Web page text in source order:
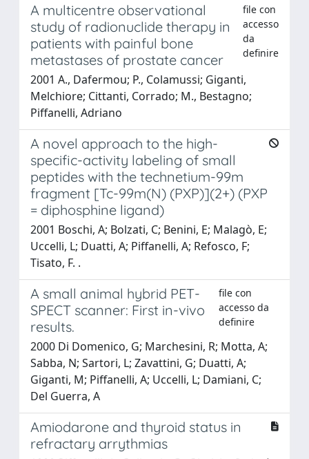
A multicentre observational
study of radionuclide therapy in
patients with painful bone
metastases of prostate cancer
file con
accesso
da
definire
2001 A., Dafermou; P., Colamussi; Giganti,
Melchiore; Cittanti, Corrado; M., Bestagno;
Piffanelli, Adriano
A novel approach to the high-
specific-activity labeling of small
peptides with the technetium-99m
fragment [Tc-99m(N) (PXP)](2+) (PXP
= diphosphine ligand)
2001 Boschi, A; Bolzati, C; Benini, E; Malagò, E;
Uccelli, L; Duatti, A; Piffanelli, A; Refosco, F;
Tisato, F. ​.
A small animal hybrid PET-
SPECT scanner: First in-vivo
results.
file con
accesso da
definire
2000 Di Domenico, G; Marchesini, R; Motta, A;
Sabba, N; Sartori, L; Zavattini, G; Duatti, A;
Giganti, M; Piffanelli, A; Uccelli, L; Damiani, C;
Del Guerra, A
Amiodarone and thyroid status in
refractary arrythmias